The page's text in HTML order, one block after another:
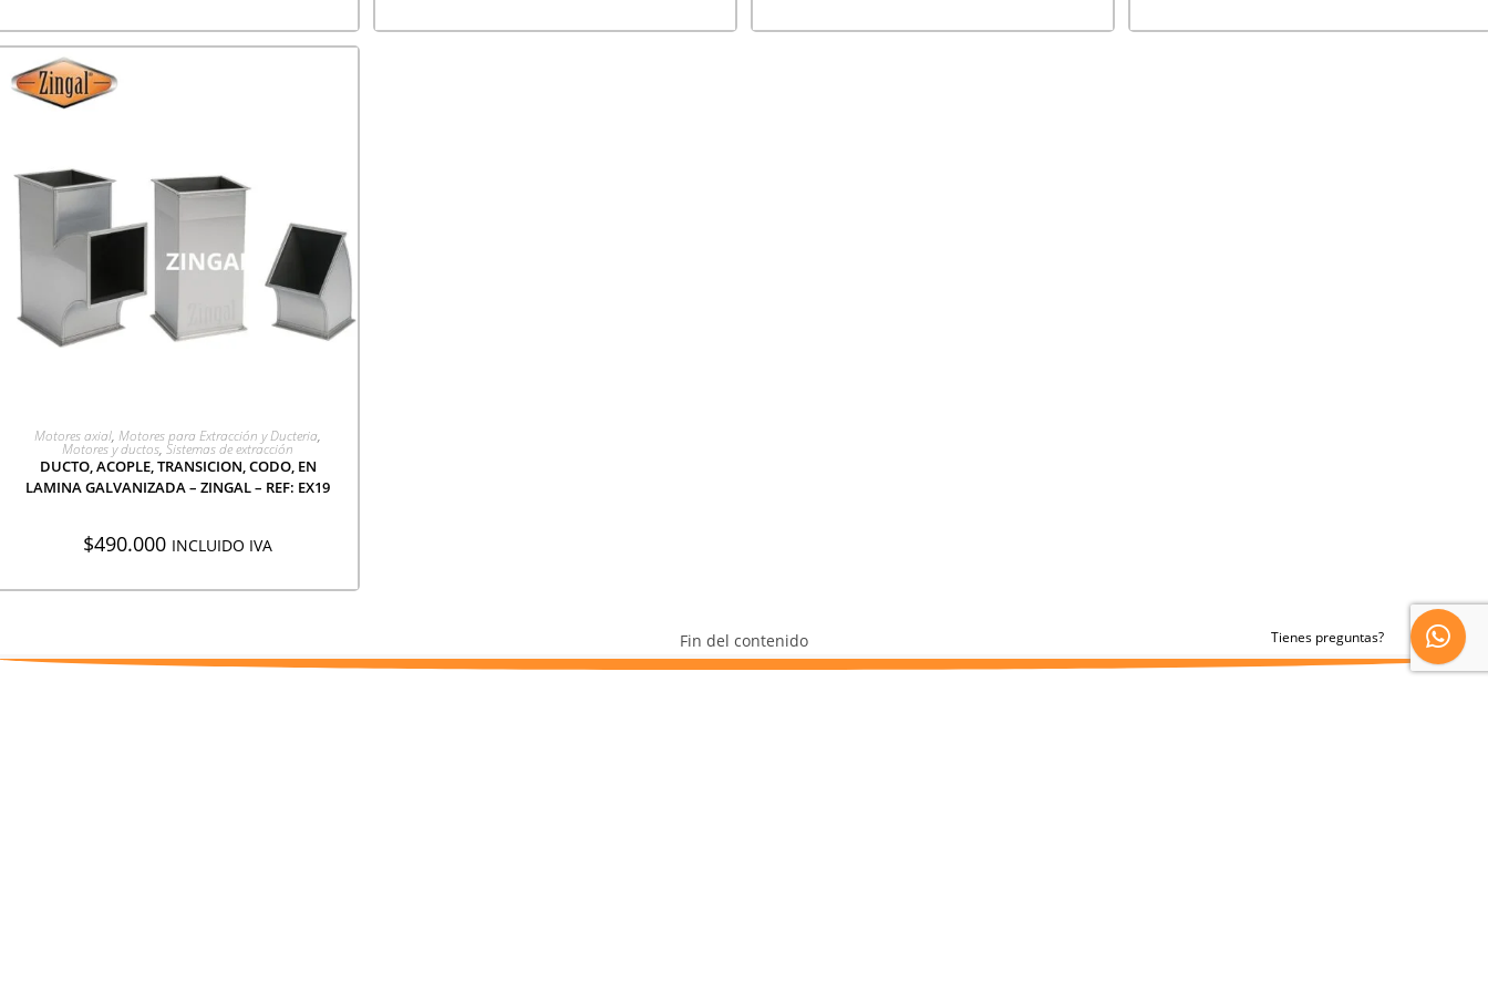
AGREGAR A COTIZACIÓN
Motores axial, Motores para Extracción y Ducteria,
Motores y ductos, Sistemas de extracción
DUCTO, ACOPLE, TRANSICION, CODO, EN
LAMINA GALVANIZADA – ZINGAL – REF: EX19
$490.000 INCLUIDO IVA
Fin del contenido Tienes preguntas?